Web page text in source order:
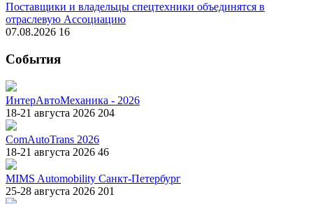
Поставщики и владельцы спецтехники объединятся в
отраслевую Ассоциацию
07.08.2026 16
События
ИнтерАвтоМеханика - 2026
18-21 августа 2026 204
ComAutoTrans 2026
18-21 августа 2026 46
MIMS Automobility Санкт-Петербург
25-28 августа 2026 201